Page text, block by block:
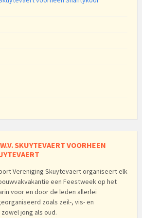
SKUYTEVAERT VOORHEEN
Vereniging Skuytevaert organiseert elk
een Feestweek op het
voor en door de leden allerlei
zoals zeil-, vis- en
jong als oud.